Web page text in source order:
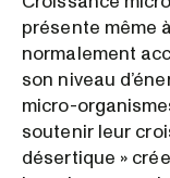
présente même
normalement
son niveau
micro-
soutenir leur
désertique »